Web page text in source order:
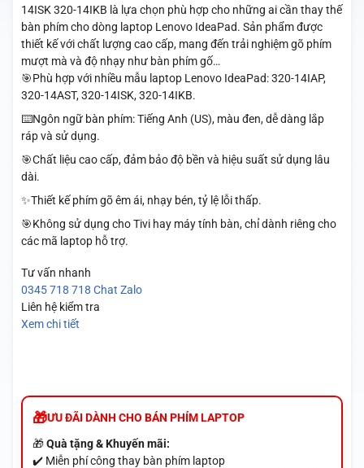
14ISK 320-14IKB là lựa chọn phù hợp cho những ai cần thay thế
bàn phím cho dòng laptop Lenovo IdeaPad. Sản phẩm được
thiết kế với chất lượng cao cấp, mang đến trải nghiệm gõ phím
mượt mà và độ nhạy như bàn phím gố…
🎯Phù hợp với nhiều mẫu laptop Lenovo IdeaPad: 320-14IAP,
320-14AST, 320-14ISK, 320-14IKB.
⌨️Ngôn ngữ bàn phím: Tiếng Anh (US), màu đen, dễ dàng lắp
ráp và sử dụng.
🎯Chất liệu cao cấp, đảm bảo độ bền và hiệu suất sử dụng lâu
dài.
✨Thiết kế phím gõ êm ái, nhạy bén, tỷ lệ lỗi thấp.
🎯Không sử dụng cho Tivi hay máy tính bàn, chỉ dành riêng cho
các mã laptop hỗ trợ.
Tư vấn nhanh
0345 718 718 Chat Zalo
Liên hệ kiểm tra
Xem chi tiết
ƯU ĐÃI DÀNH CHO BÁN PHÍM LAPTOP
🎁Quà tặng & Khuyến mãi:
✔️ Miễn phí công thay bàn phím laptop